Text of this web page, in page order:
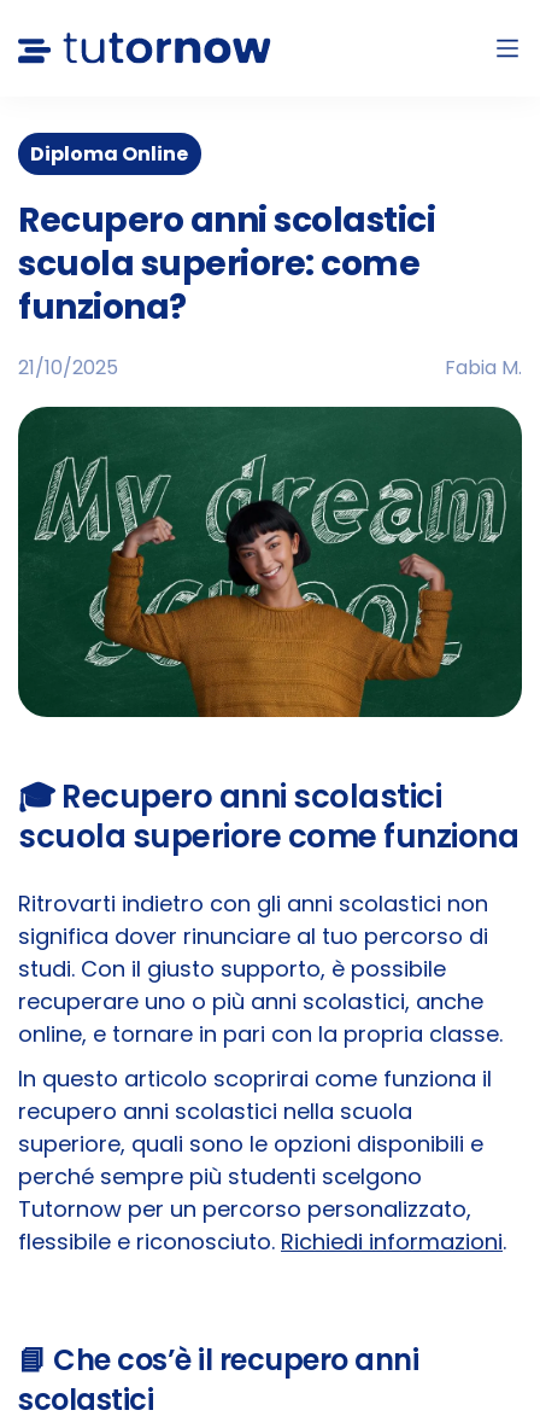
Diploma Online
Recupero anni scolastici
scuola superiore: come
funziona?
21/10/2025 Fabia M.
🎓 Recupero anni scolastici
scuola superiore come funziona
Ritrovarti indietro con gli anni scolastici non
significa dover rinunciare al tuo percorso di
studi. Con il giusto supporto, è possibile
recuperare uno o più anni scolastici, anche
online, e tornare in pari con la propria classe.
In questo articolo scoprirai come funziona il
recupero anni scolastici nella scuola
superiore, quali sono le opzioni disponibili e
perché sempre più studenti scelgono
Tutornow per un percorso personalizzato,
flessibile e riconosciuto. Richiedi informazioni.
📘 Che cos’è il recupero anni
scolastici